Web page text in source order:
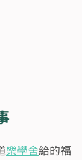
樂學舍給的福